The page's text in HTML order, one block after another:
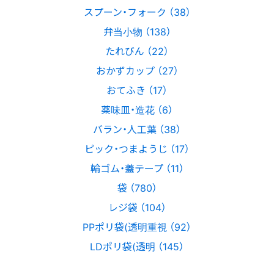
スプーン・フォーク （38）
弁当小物 （138）
たれびん （22）
おかずカップ （27）
おてふき （17）
薬味皿・造花 （6）
バラン・人工葉 （38）
ピック・つまようじ （17）
輪ゴム・蓋テープ （11）
袋 （780）
レジ袋 （104）
PPポリ袋(透明重視 （92）
LDポリ袋(透明 （145）